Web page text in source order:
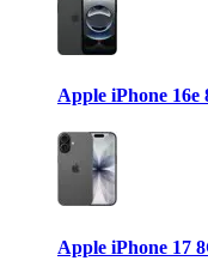
Apple iPhone 16e
Apple iPhone 17